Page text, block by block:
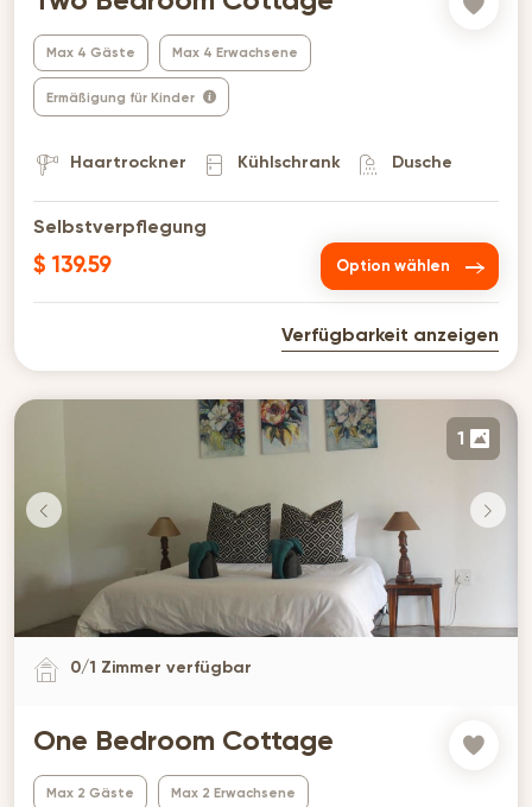
Max 4 Gäste Max 4 Erwachsene
Ermäßigung für Kinder
Haartrockner Kühlschrank Dusche
Selbstverpflegung
$ 139.59 Option wählen
Verfügbarkeit anzeigen
1
0/1 Zimmer verfügbar
One Bedroom Cottage
Max 2 Gäste Max 2 Erwachsene